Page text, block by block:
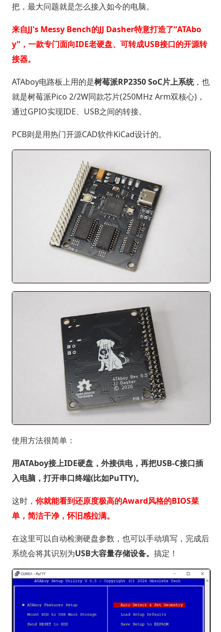
把，最大问题就是怎么接入如今的电脑。
来自JJ's Messy Bench的JJ Dasher特意打造了“ATAbo
y”，一款专门面向IDE老硬盘、可转成USB接口的开源转
接器。
ATAboy电路板上用的是树莓派RP2350 SoC片上系统，也
就是树莓派Pico 2/2W同款芯片(250MHz Arm双核心)，
通过GPIO实现IDE、USB之间的转接。
PCB则是用热门开源CAD软件KiCad设计的。
使用方法很简单：
用ATAboy接上IDE硬盘，外接供电，再把USB-C接口插
入电脑，打开串口终端(比如PuTTY)。
这时， 你就能看到还原度极高的Award风格的BIOS菜
单，简洁干净，怀旧感拉满。
在这里可以自动检测硬盘参数，也可以手动填写，完成后
系统会将其识别为USB大容量存储设备。 搞定！